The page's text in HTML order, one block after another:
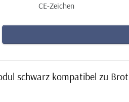
CE-Zeichen
schwarz kompatibel zu